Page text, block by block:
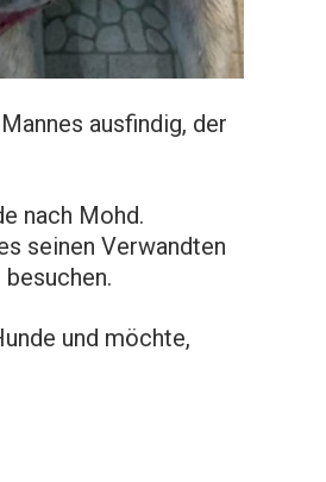
ausfindig, der
nach Mohd.
seinen Verwandten
und möchte,